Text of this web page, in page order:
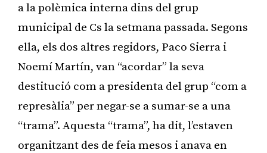
a la polèmica interna dins del grup
municipal de Cs la setmana passada. Segons
ella, els dos altres regidors, Paco Sierra i
Noemí Martín, van “acordar” la seva
destitució com a presidenta del grup “com a
represàlia” per negar-se a sumar-se a una
“trama”. Aquesta “trama”, ha dit, l’estaven
organitzant des de feia mesos i anava en